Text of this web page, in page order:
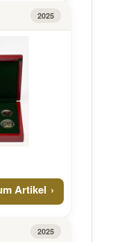
2025
Artikel
2025